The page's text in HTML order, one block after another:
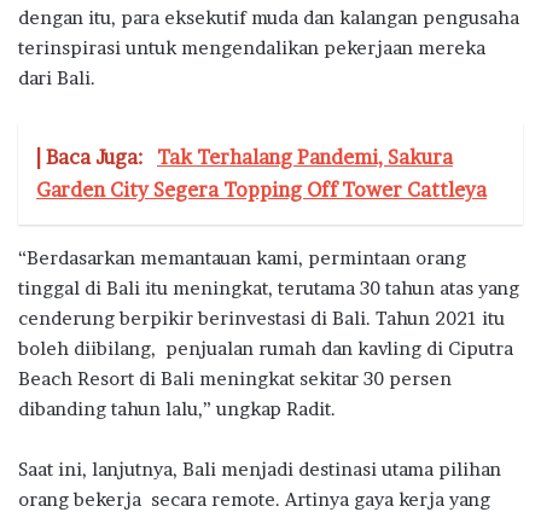
dengan itu, para eksekutif muda dan kalangan pengusaha
terinspirasi untuk mengendalikan pekerjaan mereka
dari Bali.
| Baca Juga:
Tak Terhalang Pandemi, Sakura
Garden City Segera Topping Off Tower Cattleya
“Berdasarkan memantauan kami, permintaan orang
tinggal di Bali itu meningkat, terutama 30 tahun atas yang
cenderung berpikir berinvestasi di Bali. Tahun 2021 itu
boleh diibilang, penjualan rumah dan kavling di Ciputra
Beach Resort di Bali meningkat sekitar 30 persen
dibanding tahun lalu,” ungkap Radit.
Saat ini, lanjutnya, Bali menjadi destinasi utama pilihan
orang bekerja secara remote. Artinya gaya kerja yang